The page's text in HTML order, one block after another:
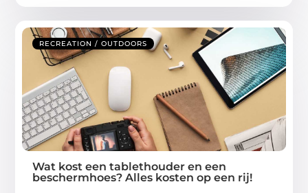
RECREATION / OUTDOORS
Wat kost een tablethouder en een
beschermhoes? Alles kosten op een rij!